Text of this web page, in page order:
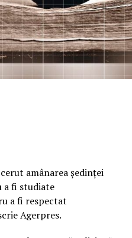
amânarea şedinţei
a fi studiate
a fi respectat
Agerpres.